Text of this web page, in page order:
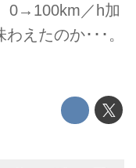
0→100km／h加
えたのか･･･。